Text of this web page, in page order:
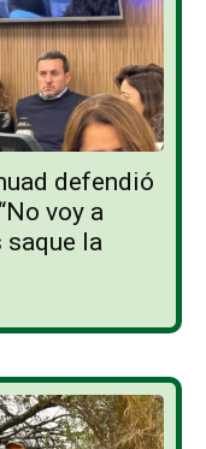
defendió
voy a
saque la